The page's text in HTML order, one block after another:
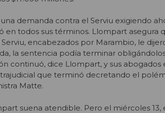
demanda contra el Serviu exigiendo
en todos sus términos. Llompart asegura
encabezados por Marambio, le
la sentencia podía terminar
continuó, dice Llompart, y sus abogados
que terminó decretando el
Matte.
suena atendible. Pero el miércoles 13,